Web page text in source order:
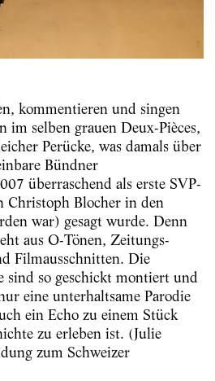
kommentieren und singen
im selben grauen Deux-Pièces,
Perücke, was damals über
Bündner
überraschend als erste SVP-
Christoph Blocher in den
war) gesagt wurde. Denn
aus O-Tönen, Zeitungs­
Filmausschnitten. Die
sind so geschickt montiert und
eine unterhaltsame Parodie
ein Echo zu einem Stück
zu erleben ist. (Julie
zum Schweizer